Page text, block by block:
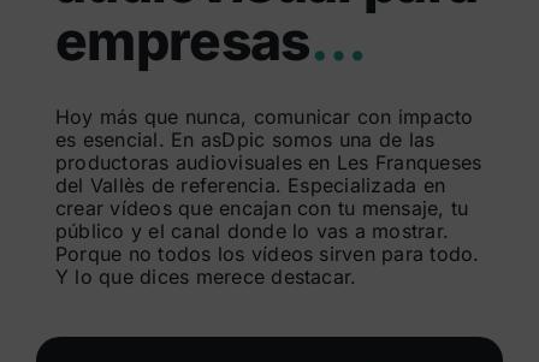
Buscar:
empresas…
Hoy más que nunca, comunicar con impacto
es esencial. En asDpic somos una de las
productoras audiovisuales en Les Franqueses
del Vallès de referencia. Especializada en
crear vídeos que encajan con tu mensaje, tu
público y el canal donde lo vas a mostrar.
Porque no todos los vídeos sirven para todo.
Y lo que dices merece destacar.